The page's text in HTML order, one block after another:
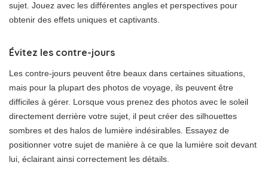
sujet. Jouez avec les différentes angles et perspectives pour
obtenir des effets uniques et captivants.
Évitez les contre-jours
Les contre-jours peuvent être beaux dans certaines situations,
mais pour la plupart des photos de voyage, ils peuvent être
difficiles à gérer. Lorsque vous prenez des photos avec le soleil
directement derrière votre sujet, il peut créer des silhouettes
sombres et des halos de lumière indésirables. Essayez de
positionner votre sujet de manière à ce que la lumière soit devant
lui, éclairant ainsi correctement les détails.